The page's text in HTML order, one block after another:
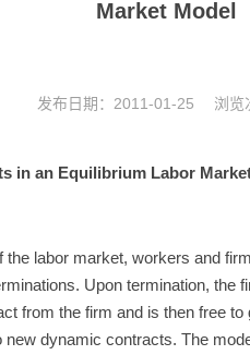
Market Model
发布日期：2011-01-25 浏览
in an Equilibrium Labor
the labor market, workers and
Upon termination, the
from the firm and is then free
dynamic contracts. The